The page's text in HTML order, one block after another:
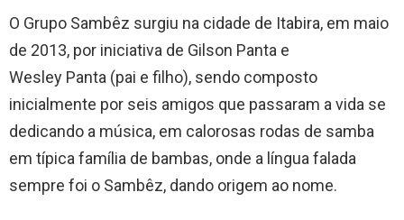
O Grupo Sambêz surgiu na cidade de Itabira, em maio
de 2013, por iniciativa de Gilson Panta e
Wesley Panta (pai e filho), sendo composto
inicialmente por seis amigos que passaram a vida se
dedicando a música, em calorosas rodas de samba
em típica família de bambas, onde a língua falada
sempre foi o Sambêz, dando origem ao nome.